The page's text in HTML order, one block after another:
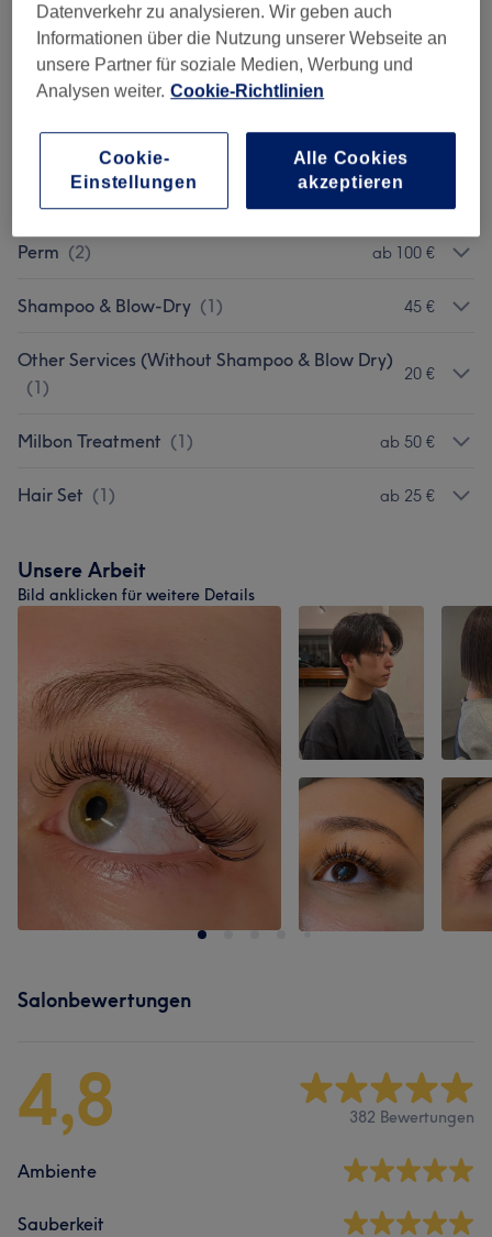
Hair Cut (2) ab 20 €
Hair Color (2)
Perm (2) ab 100 €
Shampoo & Blow-Dry (1) 45 €
Other Services (Without Shampoo & Blow Dry)
(1)
20 €
Milbon Treatment (1) ab 50 €
Hair Set (1) ab 25 €
Unsere Arbeit
Bild anklicken für weitere Details
Salonbewertungen
4,8 382 Bewertungen
Ambiente
Sauberkeit
Datenverkehr zu analysieren. Wir geben auch
Informationen über die Nutzung unserer Webseite an
unsere Partner für soziale Medien, Werbung und
Analysen weiter. Cookie-Richtlinien
Cookie-
Einstellungen
Alle Cookies
akzeptieren